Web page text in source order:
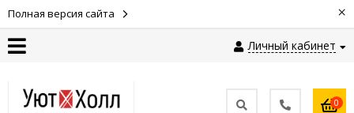
Полная версия сайта ×
Личный кабинет
0